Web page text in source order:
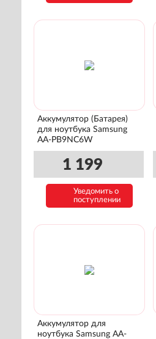
Аккумулятор (Батарея)
для ноутбука Samsung
AA-PB9NC6W
1 199
Уведомить о
поступлении
Аккумулятор для
ноутбука Samsung AA-